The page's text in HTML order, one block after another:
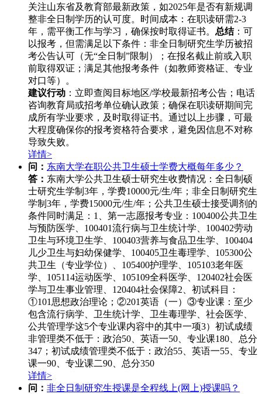
关注山东省及教育部最新政策，如2025年是否有新规调
整非全日制学历的认可度。时间成本：在职读研需2-3
年，需平衡工作与学习，确保按时取得证书。 总结：可
以报考，但需满足以下条件：非全日制研究生学历被招
考公告认可（无“全日制”限制）；在报名截止前或入职
前取得双证；满足其他报考条件（如教师资格证、专业
对口等）。
建议行动 ：立即查阅目标地区/学校最新招考公告；电话
咨询教育局或招考单位确认政策；确保在职读研期间完
成所有学业要求，及时取得证书。通过以上步骤，可最
大程度确保你的报考资格符合要求，避免因信息不对称
导致失败。
详情>
问： 东南大学在职公共卫生硕士学费大概每年多少？
答： 东南大学公共卫生硕士研究生收费情况：全日制硕
士研究生学制3年，学费10000元/生/年；非全日制研究生
学制3年，学费15000元/生/年；公共卫生硕士接受调剂的
条件同时满足：1、第一志愿报考专业：100400公共卫生
与预防医学、100401流行病与卫生统计学、100402劳动
卫生与环境卫生学、100403营养与食品卫生学、100404
儿少卫生与妇幼保健学、100405卫生毒理学、105300公
共卫生（专业学位）、105400护理学、105103老年医
学、105114运动医学、105109全科医学、120402社会医
学与卫生事业管理、120404社会保障2、初试科目：
①101思想政治理论；②201英语（一）③专业课：至少
包含流行病学、卫生统计学、卫生毒理学、社会医学、
公共管理学这5个专业课内容中的其中一项3）初试成绩
非管理类不低于：政治50、英语一50、专业课180、总分
347；初试成绩管理类不低于：政治55、英语一55、专业
课一90、专业课二90、总分350
详情>
问： 非全日制研究生授课是全程线上(网上)授课吗？